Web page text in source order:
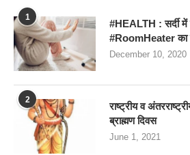
1
#HEALTH : सर्दी में
#RoomHeater का
December 10, 2020
2
राष्ट्रीय व
ब्राह्मण दिवस
June 1, 2021